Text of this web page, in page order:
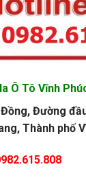
Ô Tô Vĩnh
Đường
Thành phố